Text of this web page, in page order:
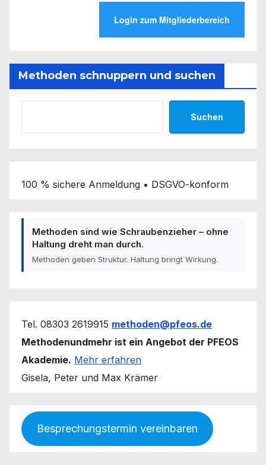
Methoden schnuppern und suchen
Suchen
100 % sichere Anmeldung • DSGVO-konform
Methoden sind wie Schraubenzieher – ohne
Haltung dreht man durch.
Methoden geben Struktur. Haltung bringt Wirkung.
Tel. 08303 2619915 methoden@pfeos.de
Methodenundmehr ist ein Angebot der PFEOS
Akademie. Mehr erfahren
Gisela, Peter und Max Krämer
Besprechungstermin vereinbaren